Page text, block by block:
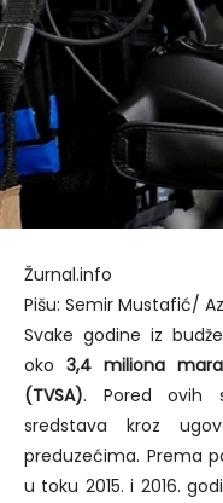
Žurnal.info
Pišu: Semir Mustafić/
Svake godine iz
oko 3,4 miliona
(TVSA). Pored ovih
sredstava kroz
preduzećima. Prema
u toku 2015. i 2016.